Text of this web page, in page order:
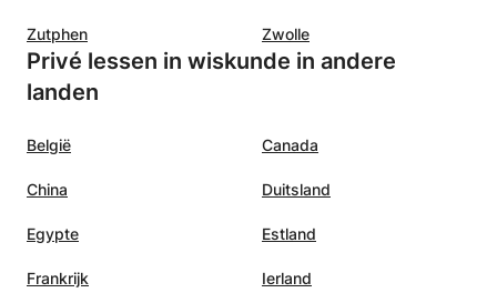
Zutphen Zwolle
Privé lessen in wiskunde in andere
landen
België Canada
China Duitsland
Egypte Estland
Frankrijk Ierland